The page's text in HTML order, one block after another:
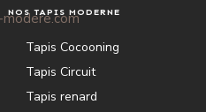
NOS TAPIS MODERNE
Tapis Cocooning
Tapis Circuit
Tapis renard